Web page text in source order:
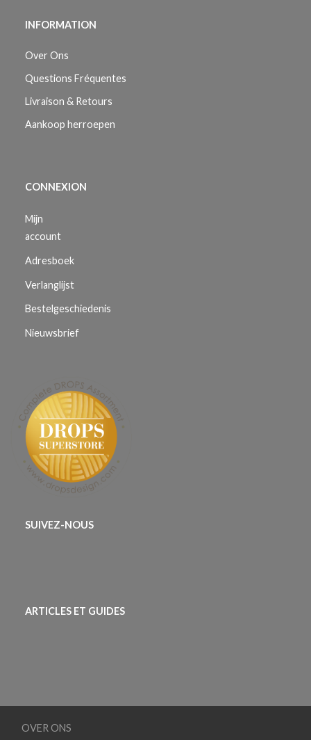
INFORMATION
Over Ons
Questions Fréquentes
Livraison & Retours
Aankoop herroepen
CONNEXION
Mijn
account
Adresboek
Verlanglijst
Bestelgeschiedenis
Nieuwsbrief
SUIVEZ-NOUS
ARTICLES ET GUIDES
OVER ONS